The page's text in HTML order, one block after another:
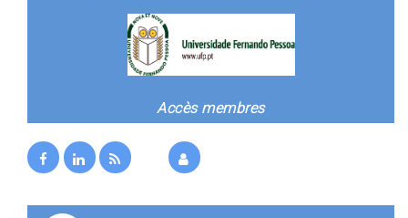
Accès membres